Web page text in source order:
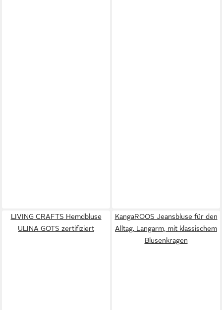
LIVING CRAFTS Hemdbluse
ULINA GOTS zertifiziert
KangaROOS Jeansbluse für den
Alltag, Langarm, mit klassischem
Blusenkragen